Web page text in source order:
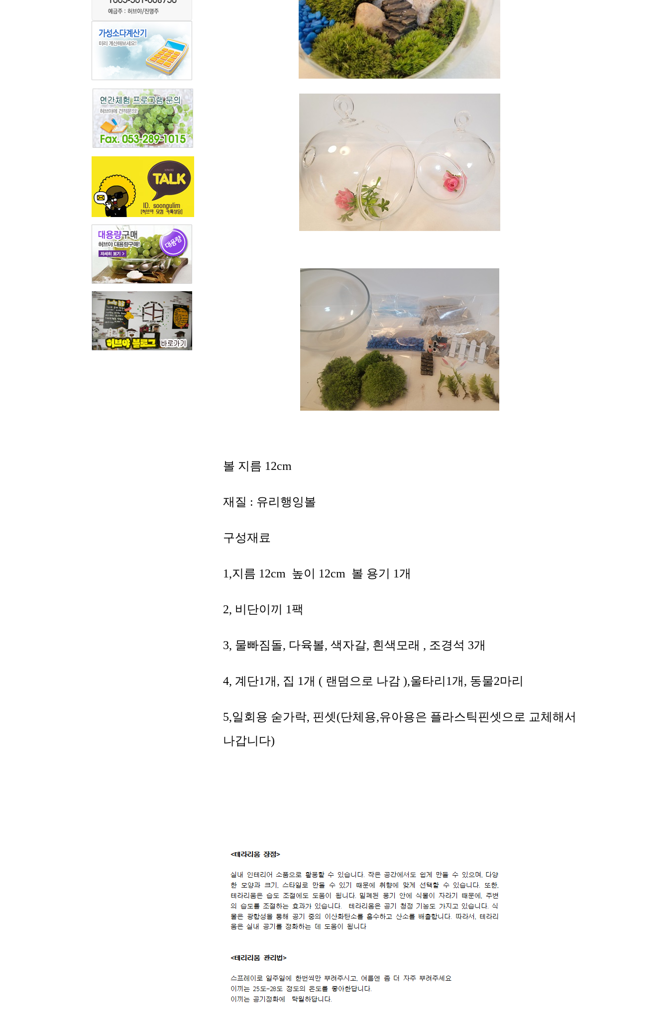
볼 지름 12cm
재질 : 유리행잉볼
구성재료
1,지름 12cm 높이 12cm 볼 용기 1개
2, 비단이끼 1팩
3, 물빠짐돌, 다육볼, 색자갈, 흰색모래 , 조경석 3개
4, 계단1개, 집 1개 ( 랜덤으로 나감 ),울타리1개, 동물2마리
5,일회용 숟가락, 핀셋(단체용,유아용은 플라스틱핀셋으로 교체해서
나갑니다)